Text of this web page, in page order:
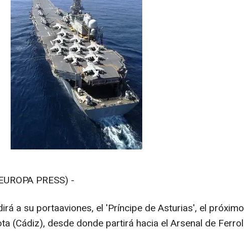
PRESS) -
a su portaaviones, el 'Príncipe de Asturias', el próximo
(Cádiz), desde donde partirá hacia el Arsenal de Ferrol